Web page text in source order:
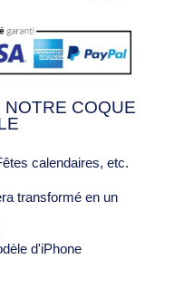
COQUE
calendaires, etc.
transformé en un
d'iPhone